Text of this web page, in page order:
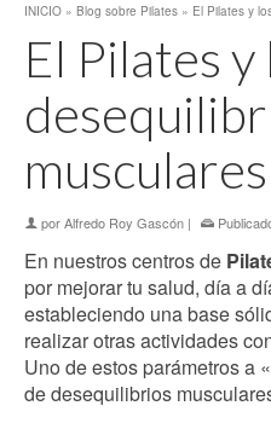
INICIO » Blog sobre Pilates » El Pilates y
El Pilates y
musculares
porAlfredo Roy Gascón |
En nuestros centros de
por mejorar tu salud, día a
estableciendo una base
realizar otras actividades
Uno de estos parámetros a
de desequilibrios